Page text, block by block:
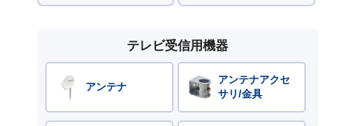
テレビ受信用機器
アンテナ
アンテナアクセ
サリ/金具